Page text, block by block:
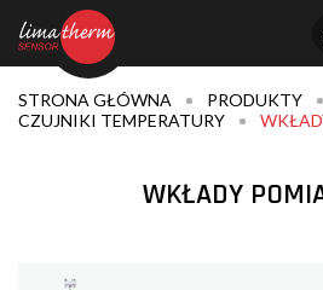
STRONA GŁÓWNA
PRODUKTY
CZUJNIKI TEMPERATURY
WKŁADY